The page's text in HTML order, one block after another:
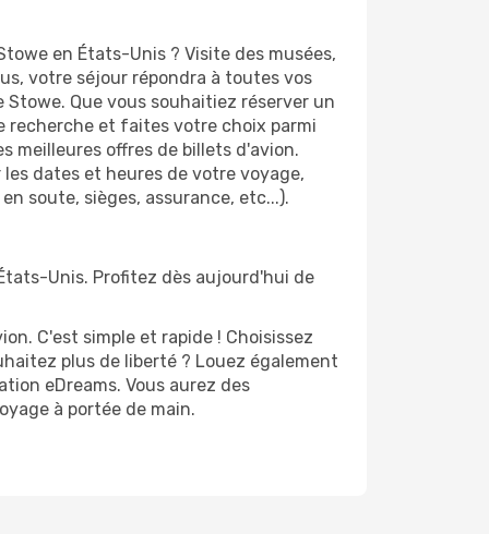
en États-Unis ? Visite des musées,
votre séjour répondra à toutes vos
Que vous souhaitiez réserver un
recherche et faites votre choix parmi
meilleures offres de billets d'avion.
dates et heures de votre voyage,
soute, sièges, assurance, etc...).
Unis. Profitez dès aujourd'hui de
C'est simple et rapide ! Choisissez
plus de liberté ? Louez également
eDreams. Vous aurez des
à portée de main.